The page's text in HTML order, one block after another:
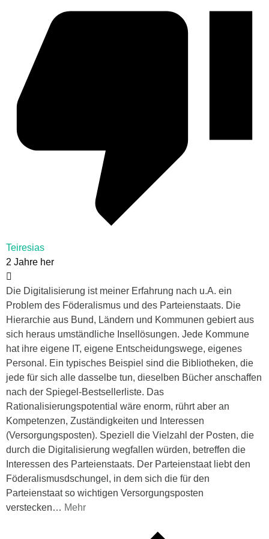
Teiresias
2 Jahre her
Die Digitalisierung ist meiner Erfahrung nach u.A. ein
Problem des Föderalismus und des Parteienstaats. Die
Hierarchie aus Bund, Ländern und Kommunen gebiert aus
sich heraus umständliche Insellösungen. Jede Kommune
hat ihre eigene IT, eigene Entscheidungswege, eigenes
Personal. Ein typisches Beispiel sind die Bibliotheken, die
jede für sich alle dasselbe tun, dieselben Bücher anschaffen
nach der Spiegel-Bestsellerliste. Das
Rationalisierungspotential wäre enorm, rührt aber an
Kompetenzen, Zuständigkeiten und Interessen
(Versorgungsposten). Speziell die Vielzahl der Posten, die
durch die Digitalisierung wegfallen würden, betreffen die
Interessen des Parteienstaats. Der Parteienstaat liebt den
Föderalismusdschungel, in dem sich die für den
Parteienstaat so wichtigen Versorgungsposten
verstecken… Mehr